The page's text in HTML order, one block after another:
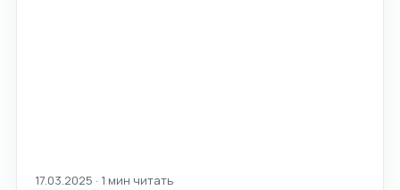
17.03.2025 · 1 мин читать